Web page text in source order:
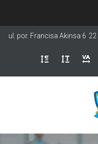
treści
ul. por. Francisa Akinsa 6 22